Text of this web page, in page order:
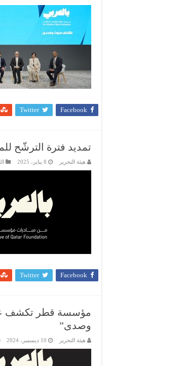
Facebook
Twitter
تمديد فترة الترشّح
هيئة التحرير 8 يناير، 2025
Facebook
Twitter
مؤسسة قطر تكشف عن
وصدى”
هيئة التحرير 10 ديسمبر، 2024